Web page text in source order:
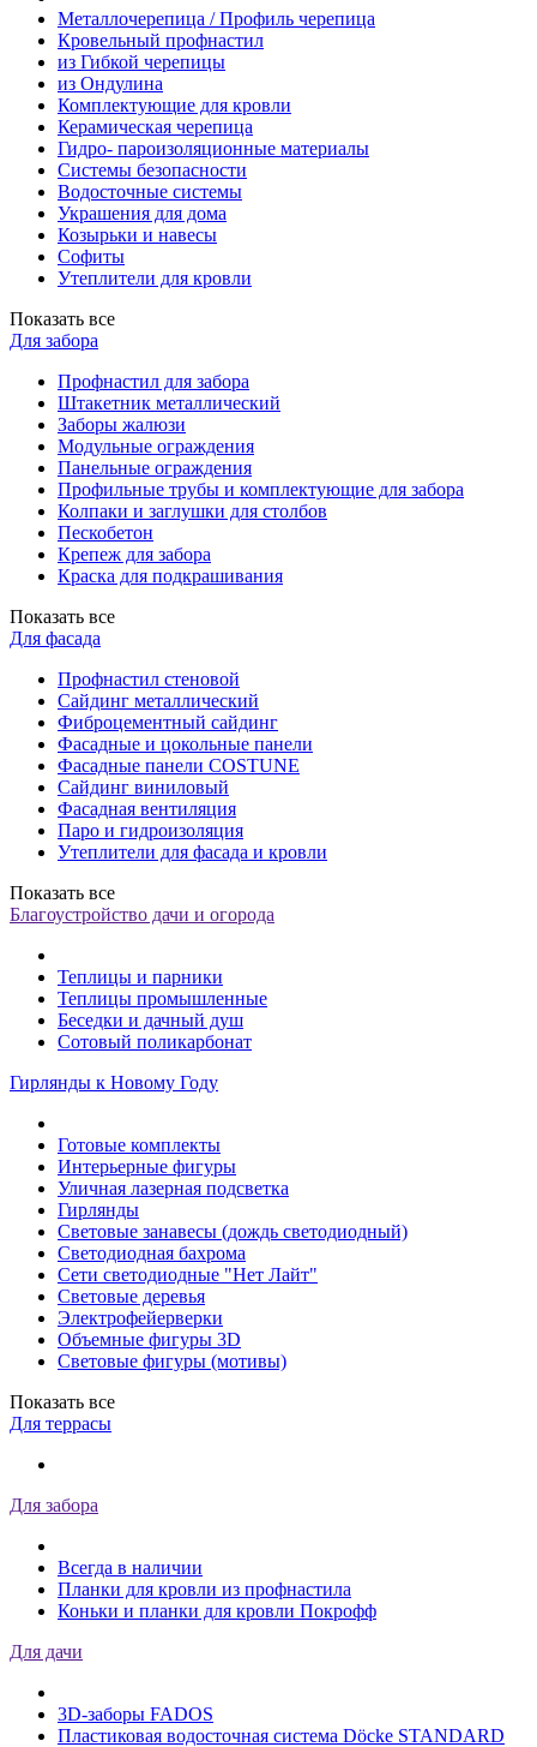
Металлочерепица / Профиль черепица
Кровельный профнастил
из Гибкой черепицы
из Ондулина
Комплектующие для кровли
Керамическая черепица
Гидро- пароизоляционные материалы
Системы безопасности
Водосточные системы
Украшения для дома
Козырьки и навесы
Софиты
Утеплители для кровли
Показать все
Для забора
Профнастил для забора
Штакетник металлический
Заборы жалюзи
Модульные ограждения
Панельные ограждения
Профильные трубы и комплектующие для забора
Колпаки и заглушки для столбов
Пескобетон
Крепеж для забора
Краска для подкрашивания
Показать все
Для фасада
Профнастил стеновой
Сайдинг металлический
Фиброцементный сайдинг
Фасадные и цокольные панели
Фасадные панели COSTUNE
Сайдинг виниловый
Фасадная вентиляция
Паро и гидроизоляция
Утеплители для фасада и кровли
Показать все
Благоустройство дачи и огорода
Теплицы и парники
Теплицы промышленные
Беседки и дачный душ
Сотовый поликарбонат
Гирлянды к Новому Году
Готовые комплекты
Интерьерные фигуры
Уличная лазерная подсветка
Гирлянды
Световые занавесы (дождь светодиодный)
Светодиодная бахрома
Сети светодиодные "Нет Лайт"
Световые деревья
Электрофейерверки
Объемные фигуры 3D
Световые фигуры (мотивы)
Показать все
Для террасы
Для забора
Всегда в наличии
Планки для кровли из профнастила
Коньки и планки для кровли Покрофф
Для дачи
3D-заборы FADOS
Пластиковая водосточная система Döcke STANDARD